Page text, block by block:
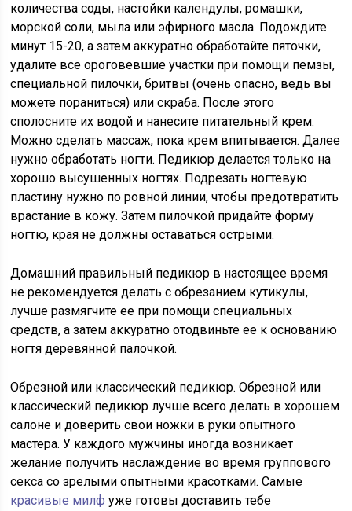
количества соды, настойки календулы, ромашки,
морской соли, мыла или эфирного масла. Подождите
минут 15-20, а затем аккуратно обработайте пяточки,
удалите все ороговевшие участки при помощи пемзы,
специальной пилочки, бритвы (очень опасно, ведь вы
можете пораниться) или скраба. После этого
сполосните их водой и нанесите питательный крем.
Можно сделать массаж, пока крем впитывается. Далее
нужно обработать ногти. Педикюр делается только на
хорошо высушенных ногтях. Подрезать ногтевую
пластину нужно по ровной линии, чтобы предотвратить
врастание в кожу. Затем пилочкой придайте форму
ногтю, края не должны оставаться острыми.
Домашний правильный педикюр в настоящее время
не рекомендуется делать с обрезанием кутикулы,
лучше размягчите ее при помощи специальных
средств, а затем аккуратно отодвиньте ее к основанию
ногтя деревянной палочкой.
Обрезной или классический педикюр. Обрезной или
классический педикюр лучше всего делать в хорошем
салоне и доверить свои ножки в руки опытного
мастера. У каждого мужчины иногда возникает
желание получить наслаждение во время группового
секса со зрелыми опытными красотками. Самые
красивые милф уже готовы доставить тебе